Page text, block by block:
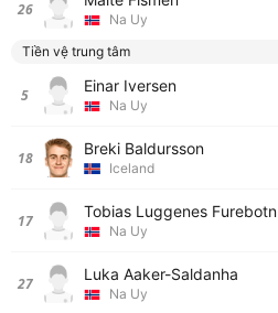
26
Na Uy
Tiền vệ trung tâm
5 Einar Iversen
Na Uy
18 Breki Baldursson
Iceland
17 Tobias Luggenes Furebotn
Na Uy
27 Luka Aaker-Saldanha
Na Uy